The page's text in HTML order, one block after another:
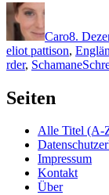
Autor
Caro8.
eliot pattison,
rder, Schamane
Seiten
Alle Titel (A-
Impressum
Kontakt
Über